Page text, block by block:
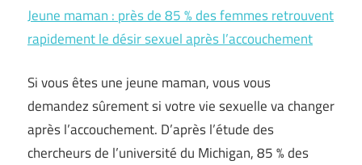
Jeune maman : près de 85 % des femmes retrouvent
rapidement le désir sexuel après l’accouchement
Si vous êtes une jeune maman, vous vous
demandez sûrement si votre vie sexuelle va changer
après l’accouchement. D’après l’étude des
chercheurs de l’université du Michigan, 85 % des